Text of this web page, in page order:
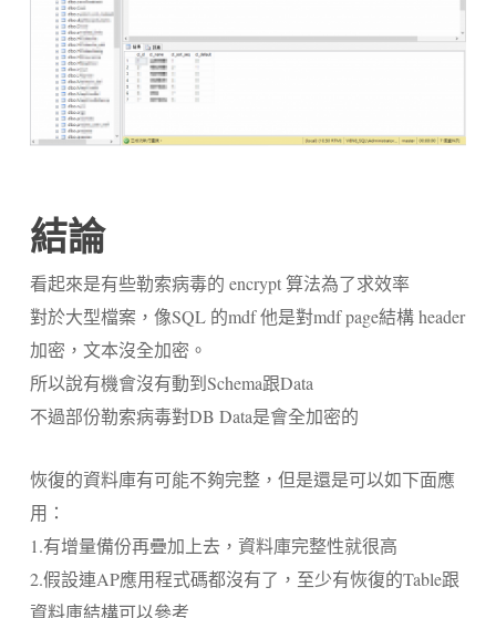
結論
看起來是有些勒索病毒的 encrypt算法為了求效率
對於大型檔案，像SQL 的mdf他是對mdf page結構header
加密，文本沒全加密。
所以說有機會沒有動到Schema跟Data
不過部份勒索病毒對DB Data是會全加密的
恢復的資料庫有可能不夠完整，但是還是可以如下面應
用：
1.有增量備份再疊加上去，資料庫完整性就很高
2.假設連AP應用程式碼都沒有了，至少有恢復的Table跟
資料庫結構可以參考